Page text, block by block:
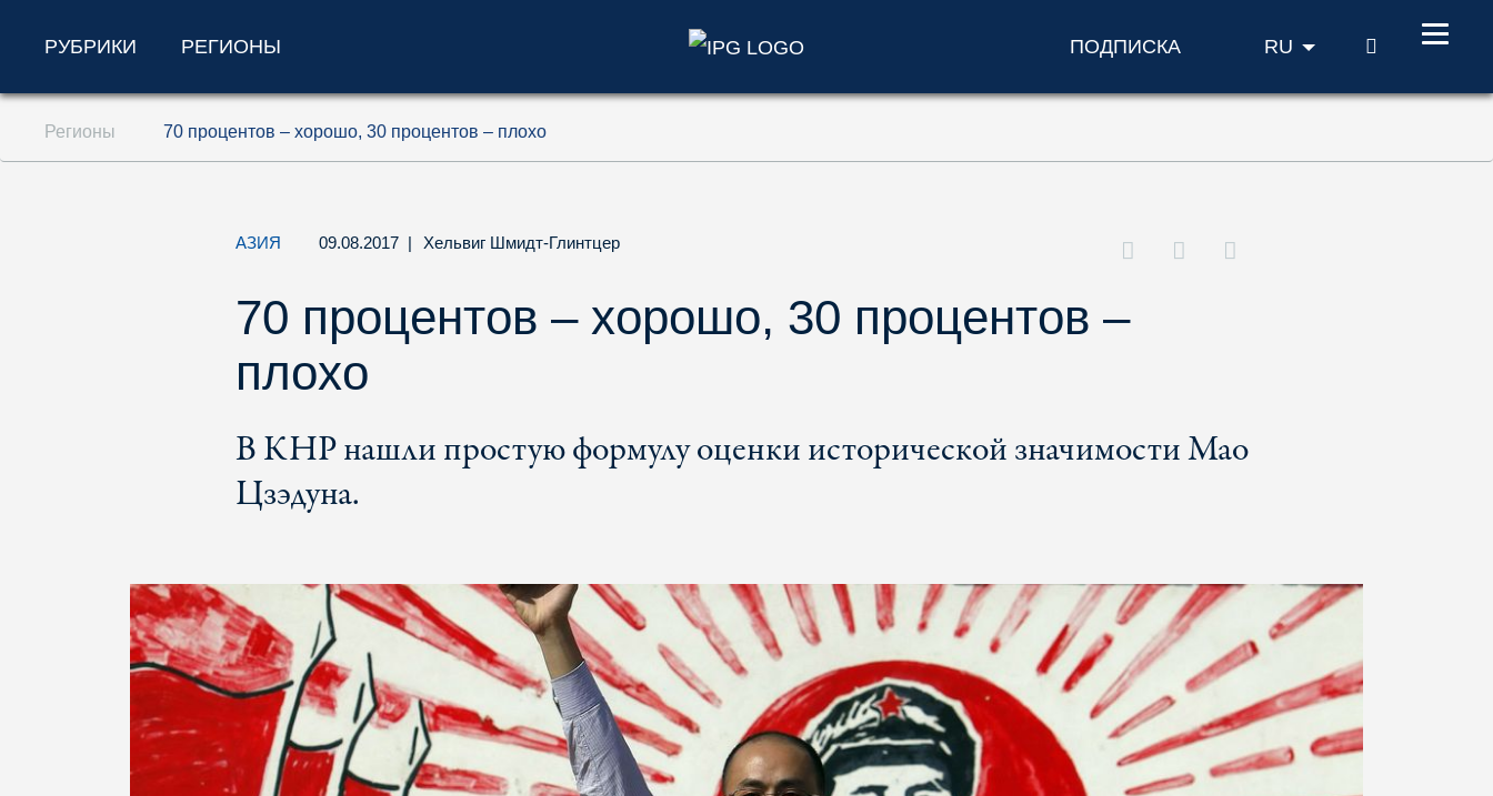
Перейти к содержанию (ключ доступа '1')
Перейти к поиску (ключ доступа '2')
РУБРИКИ РЕГИОНЫ ПОДПИСКА RU ПОИСК
Регионы 70 процентов – хорошо, 30 процентов – плохо
АЗИЯ 09.08.2017 | Хельвиг Шмидт-Глинтцер
70 процентов – хорошо, 30 процентов –
плохо
В КНР нашли простую формулу оценки исторической значимости Мао
Цзэдуна.